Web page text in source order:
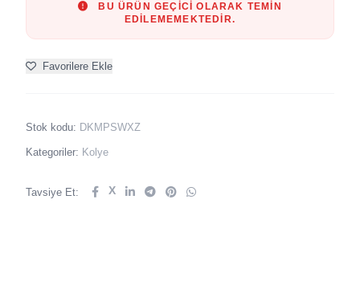
BU ÜRÜN GEÇICI OLARAK TEMIN
EDILEMEMEKTEDIR.
Favorilere Ekle
Stok kodu: DKMPSWXZ
Kategoriler: Kolye
Tavsiye Et: X